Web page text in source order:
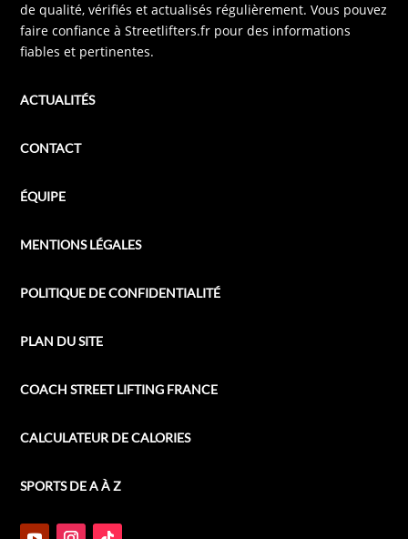
de qualité, vérifiés et actualisés régulièrement. Vous pouvez
faire confiance à Streetlifters.fr pour des informations
fiables et pertinentes.
ACTUALITÉS
CONTACT
ÉQUIPE
MENTIONS LÉGALES
POLITIQUE DE CONFIDENTIALITÉ
PLAN DU SITE
COACH STREET LIFTING FRANCE
CALCULATEUR DE CALORIES
SPORTS DE A À Z